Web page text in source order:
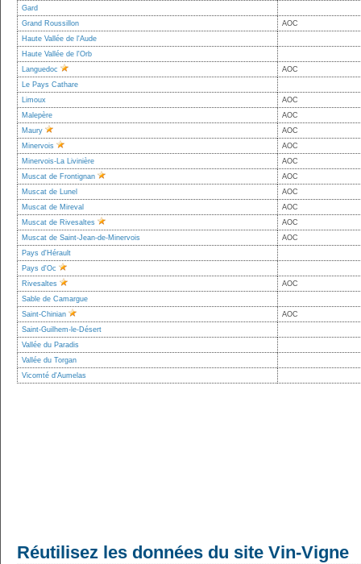
Gard
Grand Roussillon
AOC
Haute Vallée de l'Aude
Haute Vallée de l'Orb
Languedoc
AOC
Le Pays Cathare
Limoux
AOC
Malepère
AOC
Maury
AOC
Minervois
AOC
Minervois-La Livinière
AOC
Muscat de Frontignan
AOC
Muscat de Lunel
AOC
Muscat de Mireval
AOC
Muscat de Rivesaltes
AOC
Muscat de Saint-Jean-de-Minervois
AOC
Pays d'Hérault
Pays d'Oc
Rivesaltes
AOC
Sable de Camargue
Saint-Chinian
AOC
Saint-Guilhem-le-Désert
Vallée du Paradis
Vallée du Torgan
Vicomté d'Aumelas
Réutilisez les données du site Vin-Vigne